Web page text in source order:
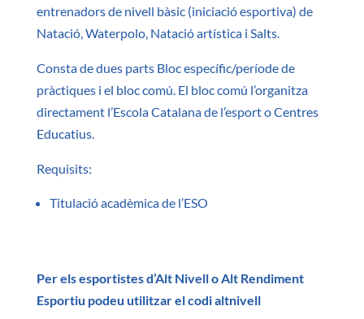
entrenadors de nivell bàsic (iniciació esportiva) de
Natació, Waterpolo, Natació artística i Salts.
Consta de dues parts Bloc específic/període de
pràctiques i el bloc comú. El bloc comú l’organitza
directament l’Escola Catalana de l’esport o Centres
Educatius.
Requisits:
Titulació acadèmica de l’ESO
Per els esportistes d’Alt Nivell o Alt Rendiment
Esportiu podeu utilitzar el codi altnivell